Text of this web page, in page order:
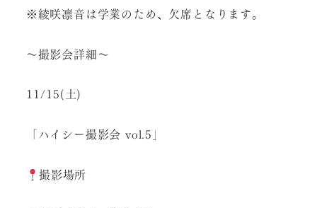
※綾咲凛音は学業のため、欠席となります。
〜撮影会詳細〜
11/15(土)
「ハイシー撮影会 vol.5」
撮影場所